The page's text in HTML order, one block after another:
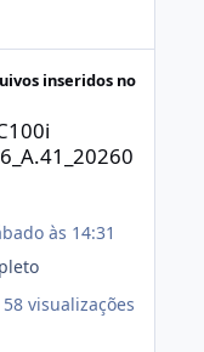
inseridos no
às 14:31
58 visualizações